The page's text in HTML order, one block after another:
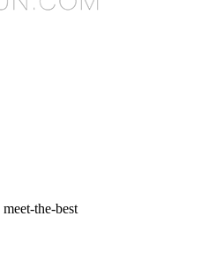
meet-the-best